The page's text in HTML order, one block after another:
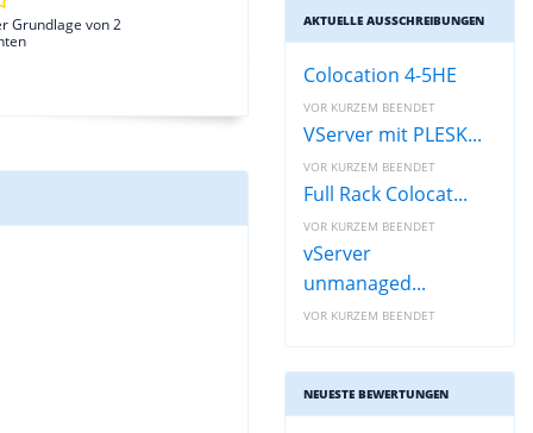
Grundlage von 2
AKTUELLE AUSSCHREIBUNGEN
Colocation 4-5HE
VOR KURZEM BEENDET
VServer mit PLESK...
VOR KURZEM BEENDET
Full Rack Colocat...
VOR KURZEM BEENDET
vServer
unmanaged...
VOR KURZEM BEENDET
NEUESTE BEWERTUNGEN